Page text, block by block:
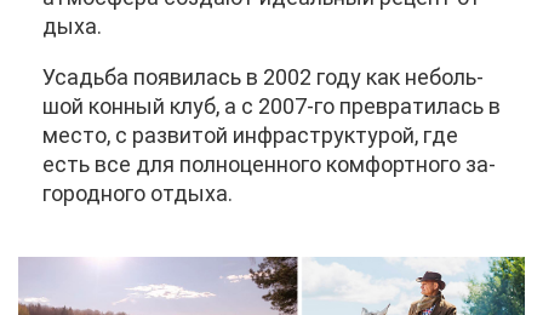
ды­ха.
Усадь­ба по­яви­лась в 2002 го­ду как неболь­
шой кон­ный клуб, а с 2007-го пре­вра­ти­лась в
ме­сто, с раз­ви­той ин­фра­струк­ту­рой, где
есть все для пол­но­цен­но­го ком­форт­но­го за­
го­род­но­го от­ды­ха.